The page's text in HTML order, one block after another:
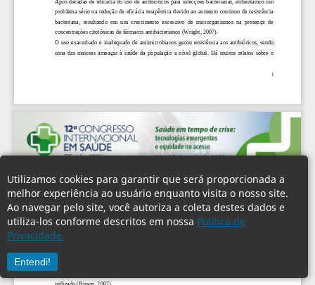
Utilizamos cookies para garantir que será proporcionada a
melhor experiência ao usuário enquanto visita o nosso site.
Ao navegar pelo site, você autoriza a coleta destes dados e
utiliza-los conforme descritos em nossa Política de
Privacidade.
Entendi!